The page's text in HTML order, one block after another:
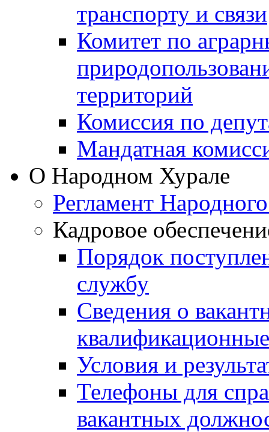
транспорту и связи
Комитет по
территорий
Комиссия по
Мандатная
О Народном Хурале
Регламент
Кадровое
Порядок
службу
Сведения о
Условия и
Телефоны для
вакантных